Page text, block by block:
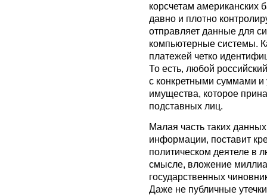
корсчетам
давно и плотно
отправляет данные для
компьютерные системы.
платежей четко
То есть, любой
с конкретными суммами
имущества, которое
подставных лиц.
Малая часть таких
информации, поставит
политическом деятеле в
смысле, вложение
государственных
Даже не публичные